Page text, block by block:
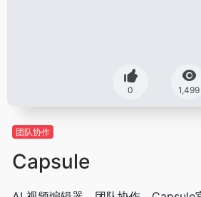
0 1,499
团队协作
Capsule